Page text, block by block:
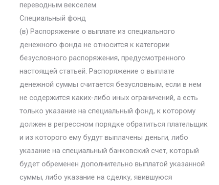
переводным векселем.
Специальный фонд
(в) Распоряжение о выплате из специального
денежного фонда не относится к категории
безусловного распоряжения, предусмотренного
настоящей статьей. Распоряжение о выплате
денежной суммы считается безусловным, если в нем
не содержится каких-либо иных ограничений, а есть
только указание на специальный фонд, к которому
должен в регрессном порядке обратиться плательщик
и из которого ему будут выплачены деньги, либо
указание на специальный банковский счет, который
будет обременен дополнительно выплатой указанной
суммы, либо указание на сделку, явившуюся